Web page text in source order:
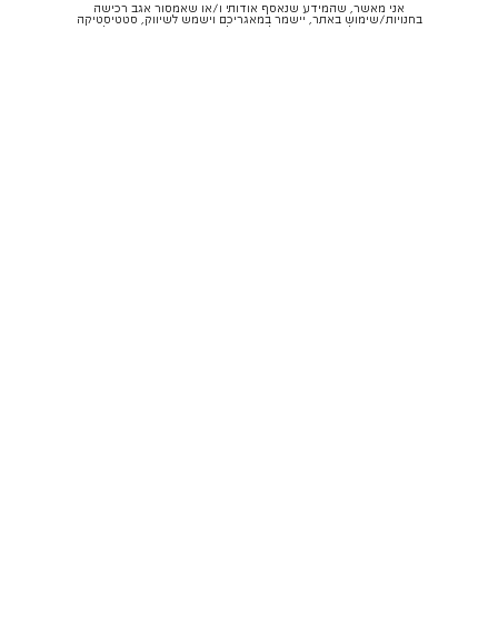
אני מאשר, שהמידע שנאסף אודותי ו/או שאמסור אגב רכישה
בחנויות/שימוש באתר, יישמר במאגריכם וישמש לשיווק, סטטיסטיקה
והתאמת הטבות לצרכיי, בהתאם
לתקנון ולמדיניות הפרטיות
. ידוע לי שזכותי